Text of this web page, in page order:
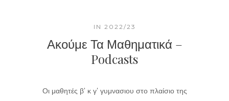
IN 2022/23
Ακούμε Τα Μαθηματικά –
Podcasts
Οι μαθητές β' κ γ' γυμνασιου στο πλαίσιο της